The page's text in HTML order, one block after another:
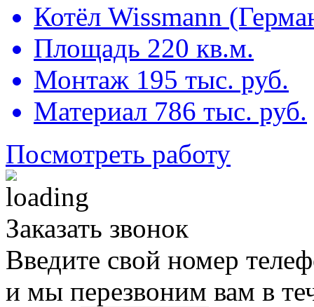
Котёл Wissmann
Площадь 220 кв.м.
Монтаж 195 тыс. руб.
Материал 786 тыс. руб.
Посмотреть работу
Заказать звонок
Введите свой номер
и мы перезвоним вам в